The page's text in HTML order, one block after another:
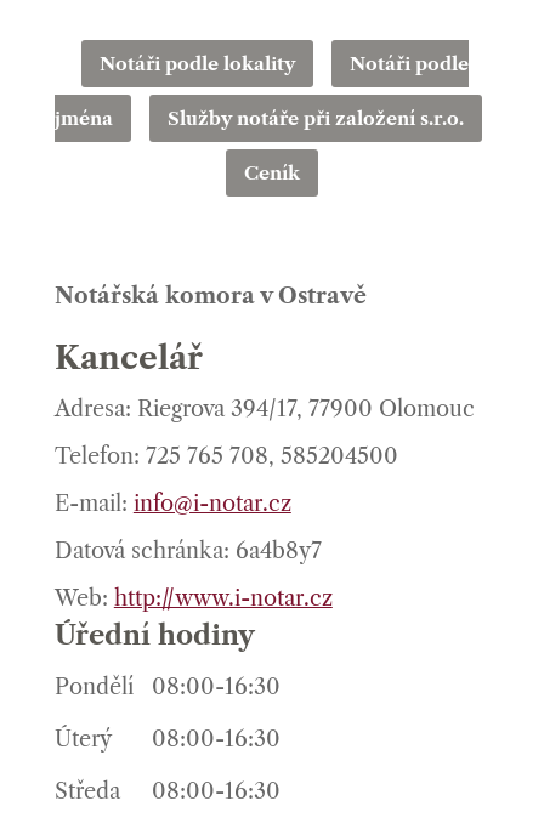
Notáři podle lokality Notáři podle
jména Služby notáře při založení s.r.o.
Ceník
Notářská komora v Ostravě
Kancelář
Adresa: Riegrova 394/17, 77900 Olomouc
Telefon: 725 765 708, 585204500
E-mail: info@i-notar.cz
Datová schránka: 6a4b8y7
Web: http://www.i-notar.cz
Úřední hodiny
Pondělí
08:00-16:30
Úterý
08:00-16:30
Středa
08:00-16:30